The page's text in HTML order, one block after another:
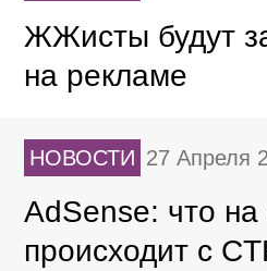
ЖЖисты будут
на рекламе
НОВОСТИ 27 Апреля
AdSense: что
происходит с